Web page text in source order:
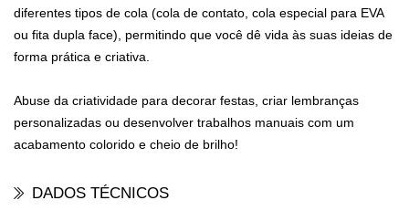
diferentes tipos de cola (cola de contato, cola especial para EVA
ou fita dupla face), permitindo que você dê vida às suas ideias de
forma prática e criativa.
Abuse da criatividade para decorar festas, criar lembranças
personalizadas ou desenvolver trabalhos manuais com um
acabamento colorido e cheio de brilho!
DADOS TÉCNICOS